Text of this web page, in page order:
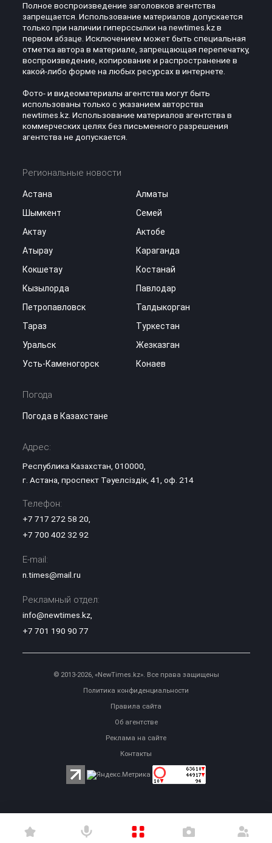
Полное воспроизведение заголовков агентства
запрещается. Использование материалов допускается
только при наличии гиперссылки на newtimes.kz в
первом абзаце. Исключением может быть специальная
отметка автора в материале, запрещающая перепечатку,
воспроизведение, копирование и распространение в
какой-либо форме на любых ресурсах в интернете.
Фото- и видеоматериалы агентства могут быть
использованы только с указанием авторства
newtimes.kz. Использование материалов агентства в
коммерческих целях без письменного разрешения
агентства не допускается.
Региональные новости
Астана
Алматы
Шымкент
Семей
Актау
Актобе
Атырау
Караганда
Кокшетау
Костанай
Кызылорда
Павлодар
Петропавловск
Талдыкорган
Тараз
Туркестан
Уральск
Жезказган
Усть-Каменогорск
Конаев
Погода
Погода в Казахстане
Адрес:
Республика Казахстан, 010000,
г. Астана, проспект Тәуелсіздік, 41, оф. 214
Телефон:
+7 717 272 58 20,
+7 700 402 32 92
E-mail:
n.times@mail.ru
Рекламный отдел:
info@newtimes.kz,
+7 701 190 90 77
© 2013-2026, «NewTimes.kz». Все права защищены
Политика конфиденциальности
Правила сайта
Об агентстве
Реклама на сайте
Контакты